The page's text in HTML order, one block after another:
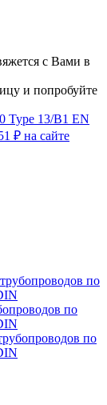
с Вами в
и попробуйте